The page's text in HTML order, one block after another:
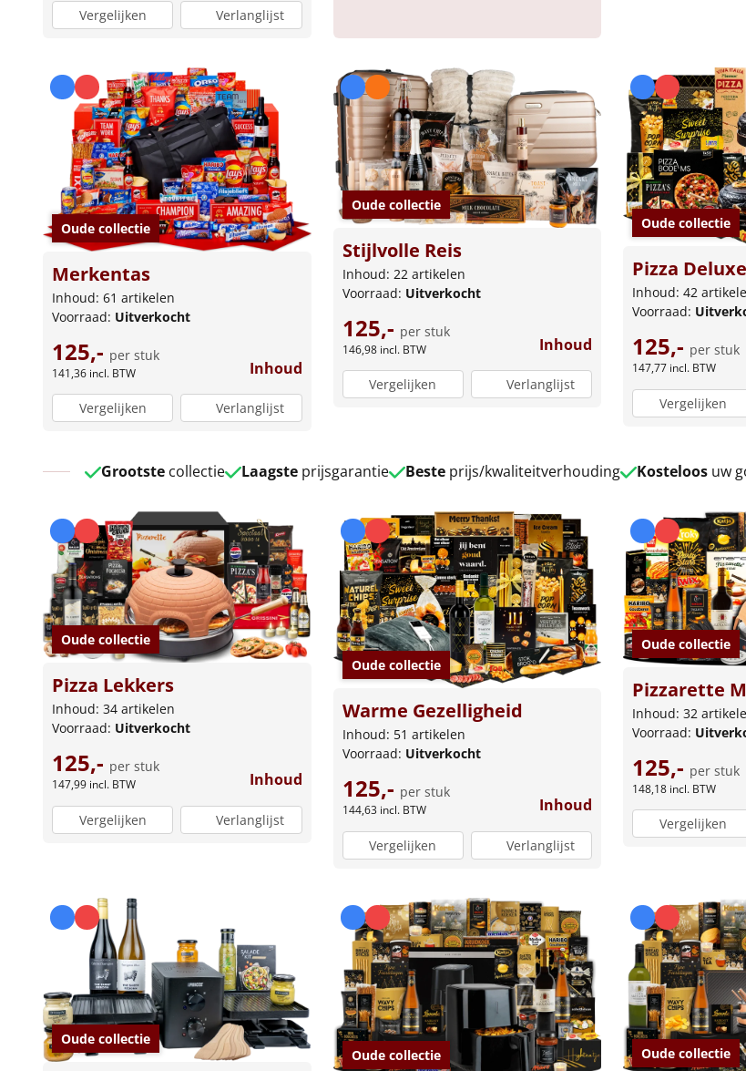
Vergelijken Verlanglijst
Oude collectie
Merkentas
Inhoud: 61 artikelen
Voorraad: Uitverkocht
125,- per stuk
141,36 incl. BTW Inhoud
Vergelijken Verlanglijst
Oude collectie
Stijlvolle Reis
Inhoud: 22 artikelen
Voorraad: Uitverkocht
125,- per stuk
146,98 incl. BTW Inhoud
Vergelijken Verlanglijst
Oude collectie
Pizza Deluxe
Inhoud: 42
Voorraad:
125,- per stuk
147,77 incl. BTW
Vergelijken
Oude collectie
Pizza Lekkers
Inhoud: 34 artikelen
Voorraad: Uitverkocht
125,- per stuk
147,99 incl. BTW Inhoud
Vergelijken Verlanglijst
Oude collectie
Warme Gezelligheid
Inhoud: 51 artikelen
Voorraad: Uitverkocht
125,- per stuk
144,63 incl. BTW Inhoud
Vergelijken Verlanglijst
Oude collectie
Pizzarette
Inhoud: 32
Voorraad:
125,- per stuk
148,18 incl. BTW
Vergelijken
Oude collectie
Oude collectie Oude collectie
Grootstecollectie Laagsteprijsgarantie Besteprijs/kwaliteitverhouding Kosteloosuw